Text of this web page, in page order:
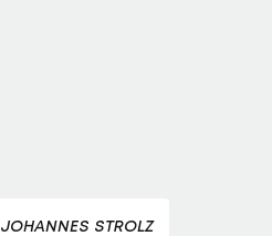
JOHANNES STROLZ